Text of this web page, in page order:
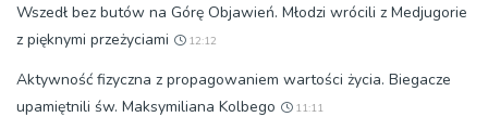
Wszedł bez butów na Górę Objawień. Młodzi wrócili z Medjugorie
z pięknymi przeżyciami
12:12
Aktywność fizyczna z propagowaniem wartości życia. Biegacze
upamiętnili św. Maksymiliana Kolbego
11:11